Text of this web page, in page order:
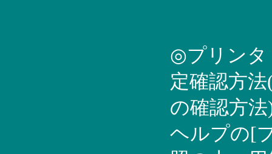
◎プリンタ
定確認方
の確認方法
ヘルプの[